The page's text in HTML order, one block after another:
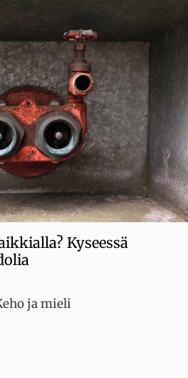
Kyseessä
ja mieli